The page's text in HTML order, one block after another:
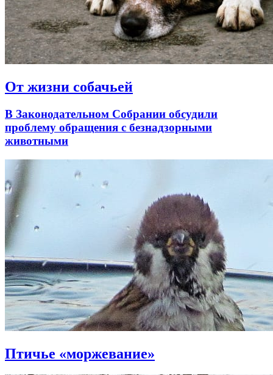
От жизни собачьей
В Законодательном Собрании обсудили
проблему обращения с безнадзорными
животными
Птичье «моржевание»